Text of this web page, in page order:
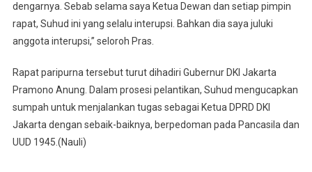
dengarnya. Sebab selama saya Ketua Dewan dan setiap pimpin
rapat, Suhud ini yang selalu interupsi. Bahkan dia saya juluki
anggota interupsi,” seloroh Pras.
Rapat paripurna tersebut turut dihadiri Gubernur DKI Jakarta
Pramono Anung. Dalam prosesi pelantikan, Suhud mengucapkan
sumpah untuk menjalankan tugas sebagai Ketua DPRD DKI
Jakarta dengan sebaik-baiknya, berpedoman pada Pancasila dan
UUD 1945.(Nauli)